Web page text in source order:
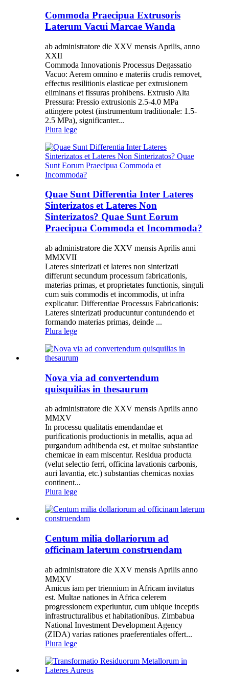
Commoda Praecipua Extrusoris
Laterum Vacui Marcae Wanda
ab administratore die XXV mensis Aprilis, anno
XXII
Commoda Innovationis Processus Degassatio
Vacuo: Aerem omnino e materiis crudis removet,
effectus resilitionis elasticae per extrusionem
eliminans et fissuras prohibens. Extrusio Alta
Pressura: Pressio extrusionis 2.5-4.0 MPa
attingere potest (instrumentum traditionale: 1.5-
2.5 MPa), significanter...
Plura lege
Quae Sunt Differentia Inter Lateres
Sinterizatos et Lateres Non
Sinterizatos? Quae Sunt Eorum
Praecipua Commoda et Incommoda?
ab administratore die XXV mensis Aprilis anni
MMXVII
Lateres sinterizati et lateres non sinterizati
differunt secundum processum fabricationis,
materias primas, et proprietates functionis, singuli
cum suis commodis et incommodis, ut infra
explicatur: Differentiae Processus Fabricationis:
Lateres sinterizati producuntur contundendo et
formando materias primas, deinde ...
Plura lege
Nova via ad convertendum
quisquilias in thesaurum
ab administratore die XXV mensis Aprilis anno
MMXV
In processu qualitatis emendandae et
purificationis productionis in metallis, aqua ad
purgandum adhibenda est, et multae substantiae
chemicae in eam miscentur. Residua producta
(velut selectio ferri, officina lavationis carbonis,
auri lavantia, etc.) substantias chemicas noxias
continent...
Plura lege
Centum milia dollariorum ad
officinam laterum construendam
ab administratore die XXV mensis Aprilis anno
MMXV
Amicus iam per triennium in Africam invitatus
est. Multae nationes in Africa celerem
progressionem experiuntur, cum ubique inceptis
infrastructuralibus et habitationibus. Zimbabua
National Investment Development Agency
(ZIDA) varias rationes praeferentiales offert...
Plura lege